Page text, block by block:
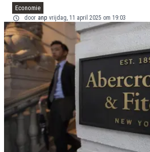
Economie
door anp vrijdag, 11 april 2025 om 19:03